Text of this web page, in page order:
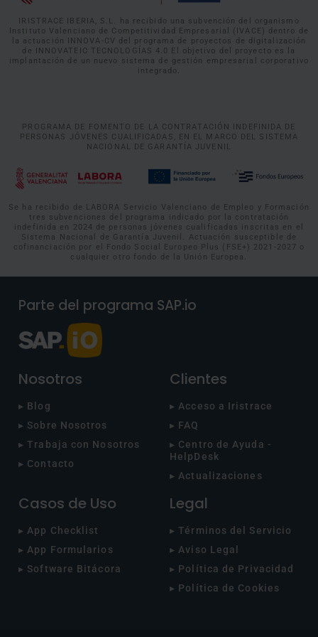
IRISTRACE IBERIA, S.L. ha recibido una subvención del organismo
Instituto Valenciano de Competitividad Empresarial (IVACE) dentro de
la actuación INNOVA-CV del programa de proyectos de digitalización
de INNOVATEIC TECNOLOGÍAS 4.0 El objetivo del proyecto es la
implantación de un nuevo sistema de gestión empresarial corporativo
integrado.
PROGRAMA DE FOMENTO DE LA CONTRATACIÓN INDEFINIDA DE
PERSONAS JÓVENES CUALIFICADAS, EN EL MARCO DEL SISTEMA
NACIONAL DE GARANTÍA JUVENIL
Se ha recibido de LABORA Servicio Valenciano de Empleo y Formación
tres subvenciones del programa indicado por la contratación
indefinida en 2024 de personas jóvenes cualificadas inscritas en el
Sistema Nacional de Garantía Juvenil. Actuación susceptible de
cofinanciación por el Fondo Social Europeo Plus (FSE+) 2021-2027 o
cualquier otro fondo de la Unión Europea.
Parte del programa SAP.io
Nosotros
▸ Blog
▸ Sobre Nosotros
▸ Trabaja con Nosotros
▸ Contacto
Clientes
▸ Acceso a Iristrace
▸ FAQ
▸ Centro de Ayuda -
HelpDesk
▸ Actualizaciones
Casos de Uso
▸ App Checklist
▸ App Formularios
▸ Software Bitácora
Legal
▸ Términos del Servicio
▸ Aviso Legal
▸ Política de Privacidad
▸ Política de Cookies